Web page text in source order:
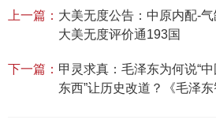
上一篇： 大美无度公告：中原内配-
大美无度评价通193国
下一篇： 甲灵求真：毛泽东为何说“
东西”让历史改道？《毛泽东